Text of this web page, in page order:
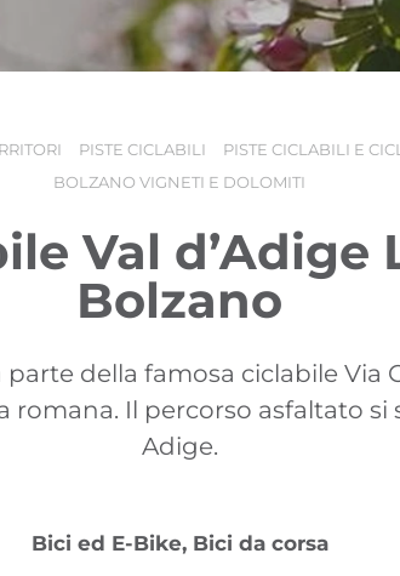
PISTE CICLABILI
PISTE CICLABILI E
BOLZANO VIGNETI E DOLOMITI
Val d’Adige
Bolzano
parte della famosa ciclabile Via
romana. Il percorso asfaltato
Adige.
Bici ed E-Bike, Bici da corsa